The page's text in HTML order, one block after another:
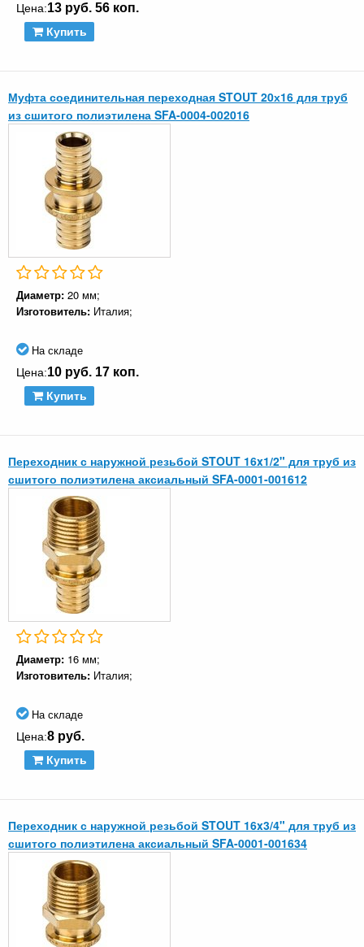
Цена:13 руб. 56 коп.
Купить
Муфта соединительная переходная STOUT 20х16 для труб
из сшитого полиэтилена SFA-0004-002016
Диаметр: 20 мм;
Изготовитель: Италия;
На складе
Цена:10 руб. 17 коп.
Купить
Переходник с наружной резьбой STOUT 16x1/2" для труб из
сшитого полиэтилена аксиальный SFA-0001-001612
Диаметр: 16 мм;
Изготовитель: Италия;
На складе
Цена:8 руб.
Купить
Переходник с наружной резьбой STOUT 16x3/4" для труб из
сшитого полиэтилена аксиальный SFA-0001-001634